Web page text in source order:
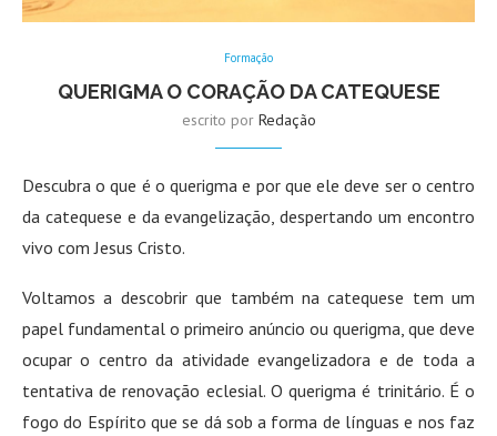
Formação
QUERIGMA O CORAÇÃO DA CATEQUESE
escrito por Redação
Descubra o que é o querigma e por que ele deve ser o centro
da catequese e da evangelização, despertando um encontro
vivo com Jesus Cristo.
Voltamos a descobrir que também na catequese tem um
papel fundamental o primeiro anúncio ou querigma, que deve
ocupar o centro da atividade evangelizadora e de toda a
tentativa de renovação eclesial. O querigma é trinitário. É o
fogo do Espírito que se dá sob a forma de línguas e nos faz